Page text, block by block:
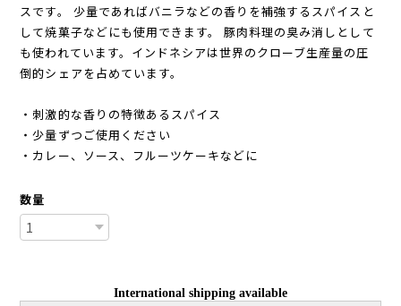
スです。 少量であればバニラなどの香りを補強するスパイスと
して焼菓子などにも使用できます。 豚肉料理の臭み消しとして
も使われています。インドネシアは世界のクローブ生産量の圧
倒的シェアを占めています。
・刺激的な香りの特徴あるスパイス
・少量ずつご使用ください
・カレー、ソース、フルーツケーキなどに
数量
International shipping available